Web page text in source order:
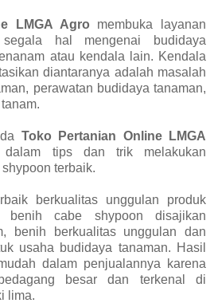
LMGA Agro membuka layanan
segala hal mengenai budidaya
atau kendala lain. Kendala
diantaranya adalah masalah
perawatan budidaya tanaman,
Toko Pertanian Online LMGA
dalam tips dan trik melakukan
terbaik.
berkualitas unggulan produk
benih cabe shypoon disajikan
benih berkualitas unggulan dan
usaha budidaya tanaman. Hasil
dalam penjualannya karena
besar dan terkenal di
lima.